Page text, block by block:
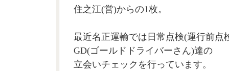
住之江(営)からの1枚。
最近名正運輸では日常点検(運行前点
GD(ゴールドドライバーさん)達の
立会いチェックを行っています。